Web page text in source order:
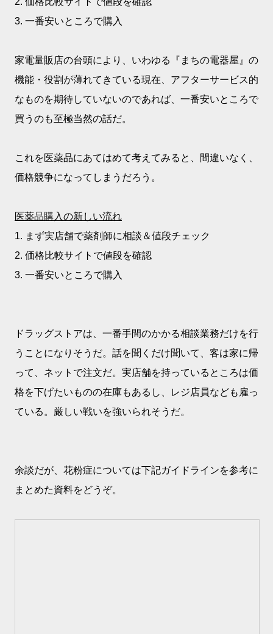
3. 一番安いところで購入
家電量販店の台頭により、いわゆる『まちの電器屋』の
機能・役割が薄れてきている現在、アフターサービス的
なものを期待していないのであれば、一番安いところで
買うのも至極当然の話だ。
これを医薬品にあてはめて考えてみると、間違いなく、
価格競争になってしまうだろう。
医薬品購入の新しい流れ
1. まず実店舗で薬剤師に相談＆値段チェック
2. 価格比較サイトで値段を確認
3. 一番安いところで購入
ドラッグストアは、一番手間のかかる相談業務だけを行
うことになりそうだ。話を聞くだけ聞いて、客は家に帰
って、ネットで注文だ。実店舗を持っているところは価
格を下げたいものの在庫もあるし、レジ店員なども雇っ
ている。厳しい戦いを強いられそうだ。
余談だが、花粉症については下記ガイドラインを参考に
まとめた資料をどうぞ。